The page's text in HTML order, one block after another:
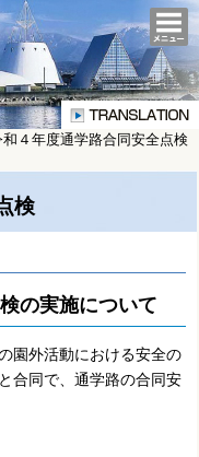
和４年度通学路合同安全点検
検
の実施について
園外活動における安全の
合同で、通学路の合同安